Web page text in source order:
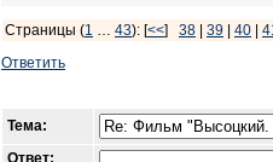
Страницы (1 … 43): [<<] 38 39 40
Ответить
Тема:
Ответ: